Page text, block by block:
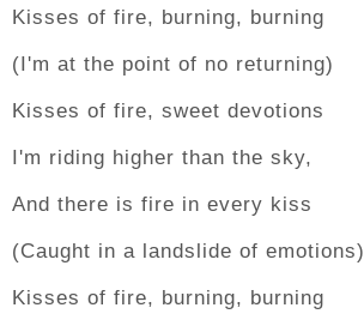
Kisses of fire, burning, burning
(I'm at the point of no returning)
Kisses of fire, sweet devotions
I'm riding higher than the sky,
And there is fire in every kiss
(Caught in a landslide of emotions)
Kisses of fire, burning, burning